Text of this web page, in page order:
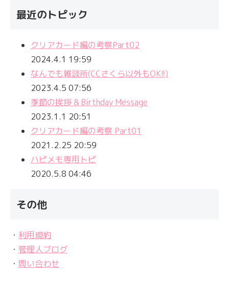
最近のトピック
クリアカード編の考察Part02
2024.4.1 19:59
なんでも雑談所(CCさくら以外もOK!!)
2023.4.5 07:56
季節の挨拶 & Birthday Message
2023.1.1 20:51
クリアカード編の考察 Part01
2021.2.25 20:59
ハピメモ専用トピ
2020.5.8 04:46
その他
・ 利用規約
・ 管理人ブログ
・ 問い合わせ